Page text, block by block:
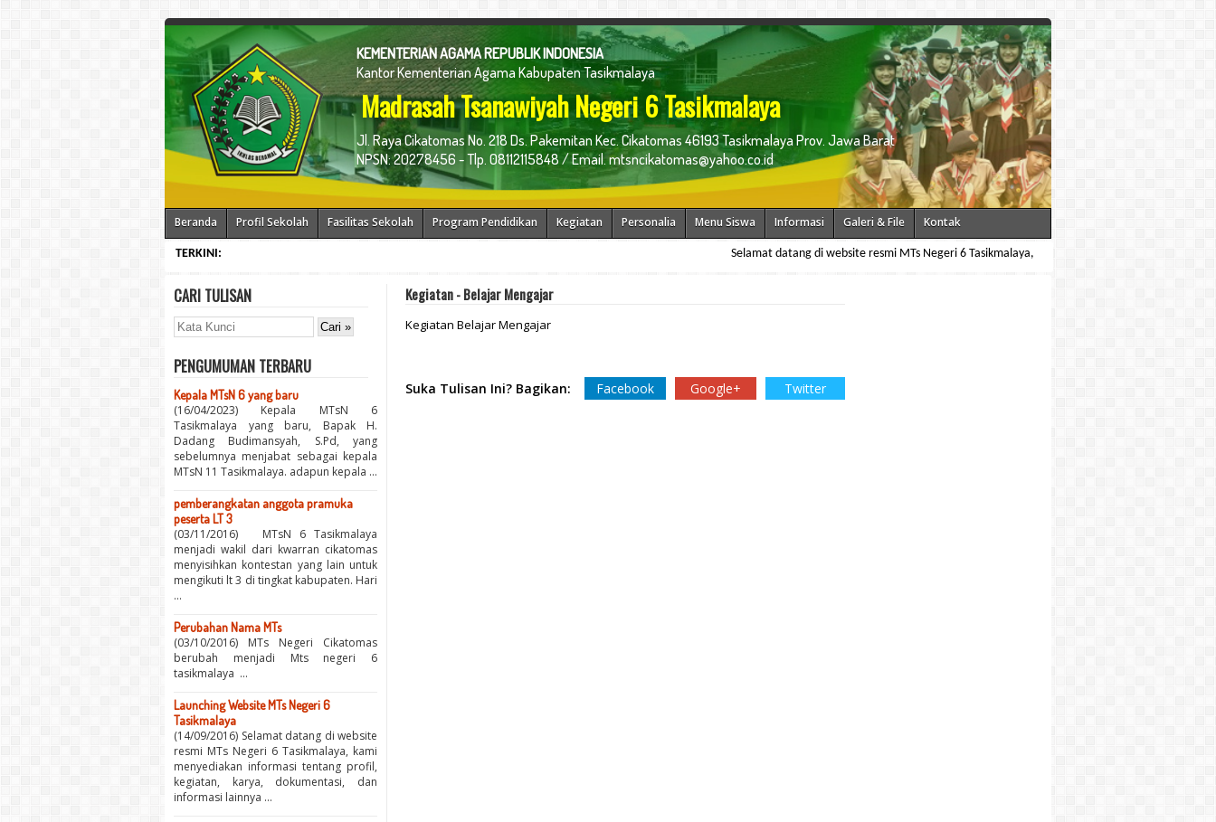
KEMENTERIAN AGAMA REPUBLIK INDONESIA
Kantor Kementerian Agama Kabupaten Tasikmalaya
Madrasah Tsanawiyah Negeri 6 Tasikmalaya
Jl. Raya Cikatomas No. 218 Ds. Pakemitan Kec. Cikatomas 46193 Tasikmalaya Prov. Jawa Barat
NPSN: 20278456 - Tlp. 08112115848 / Email. mtsncikatomas@yahoo.co.id
Beranda Profil Sekolah Fasilitas Sekolah Program Pendidikan Kegiatan Personalia Menu Siswa Informasi Galeri & File Kontak
TERKINI: Selamat datang di website resmi MTs Negeri 6 Tasikmalaya, kami menyediakan informasi tentang
CARI TULISAN
PENGUMUMAN TERBARU
Kepala MTsN 6 yang baru
(16/04/2023) Kepala MTsN 6
Tasikmalaya yang baru, Bapak H.
Dadang Budimansyah, S.Pd, yang
sebelumnya menjabat sebagai kepala
MTsN 11 Tasikmalaya. adapun kepala ...
pemberangkatan anggota pramuka
peserta LT 3
(03/11/2016) MTsN 6 Tasikmalaya
menjadi wakil dari kwarran cikatomas
menyisihkan kontestan yang lain untuk
mengikuti lt 3 di tingkat kabupaten. Hari
...
Perubahan Nama MTs
(03/10/2016) MTs Negeri Cikatomas
berubah menjadi Mts negeri 6
tasikmalaya ...
Launching Website MTs Negeri 6
Tasikmalaya
(14/09/2016) Selamat datang di website
resmi MTs Negeri 6 Tasikmalaya, kami
menyediakan informasi tentang profil,
kegiatan, karya, dokumentasi, dan
informasi lainnya ...
Kegiatan - Belajar Mengajar
Kegiatan Belajar Mengajar
Suka Tulisan Ini? Bagikan: Facebook Google+ Twitter